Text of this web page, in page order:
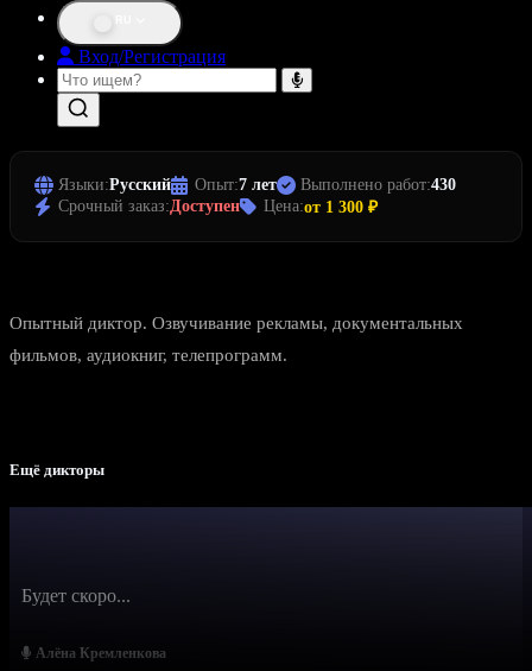
Вход/Регистрация
Языки:Русский Опыт:7 лет Выполнено работ:430
Срочный заказ:Доступен Цена:от 1 300 ₽
Опытный диктор. Озвучивание рекламы, документальных
фильмов, аудиокниг, телепрограмм.
Ещё дикторы
Алёна Кремленкова
Будет скоро...